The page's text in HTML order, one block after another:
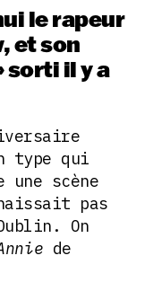
le rapeur
et son
sorti il y a
type qui
scène
pas
On
de